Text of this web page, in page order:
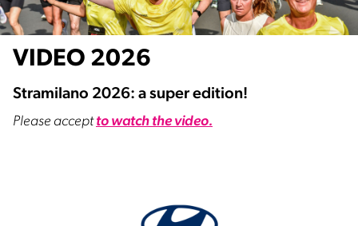
VIDEO 2026
Stramilano 2026: a super edition!
Please acceptto watch the video.